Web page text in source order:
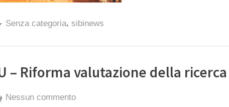
Senza categoria, sibinews
– Riforma valutazione della ricerca
Posted
14 Novembre 2022
By
exporter
Nessun commentosu